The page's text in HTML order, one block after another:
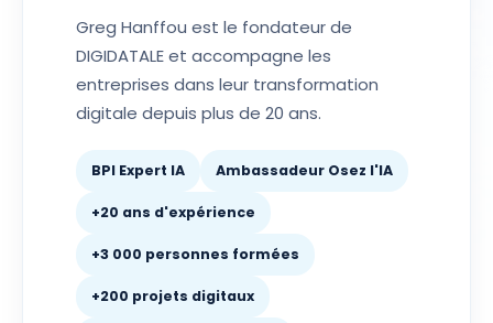
Greg Hanffou est le fondateur de
DIGIDATALE et accompagne les
entreprises dans leur transformation
digitale depuis plus de 20 ans.
BPI Expert IA Ambassadeur Osez l'IA
+20 ans d'expérience
+3 000 personnes formées
+200 projets digitaux